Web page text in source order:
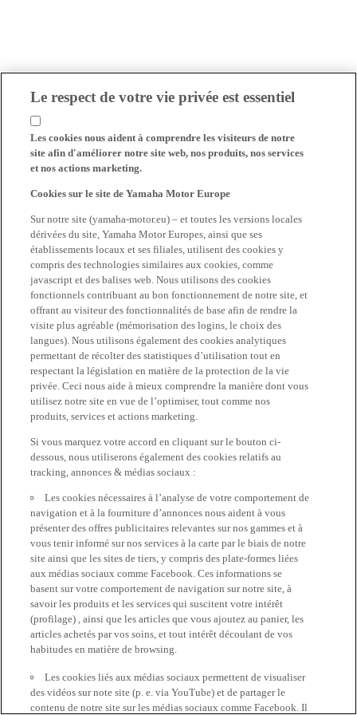
Le respect de votre vie privée est essentiel
Les cookies nous aident à comprendre les visiteurs de notre
site afin d'améliorer notre site web, nos produits, nos services
et nos actions marketing.
Cookies sur le site de Yamaha Motor Europe
Sur notre site (yamaha-motor.eu) – et toutes les versions locales
dérivées du site, Yamaha Motor Europes, ainsi que ses
établissements locaux et ses filiales, utilisent des cookies y
compris des technologies similaires aux cookies, comme
javascript et des balises web. Nous utilisons des cookies
fonctionnels contribuant au bon fonctionnement de notre site, et
offrant au visiteur des fonctionnalités de base afin de rendre la
visite plus agréable (mémorisation des logins, le choix des
langues). Nous utilisons également des cookies analytiques
permettant de récolter des statistiques d’utilisation tout en
respectant la législation en matière de la protection de la vie
privée. Ceci nous aide à mieux comprendre la manière dont vous
utilisez notre site en vue de l’optimiser, tout comme nos
produits, services et actions marketing.
Si vous marquez votre accord en cliquant sur le bouton ci-
dessous, nous utiliserons également des cookies relatifs au
tracking, annonces & médias sociaux :
Les cookies nécessaires à l’analyse de votre comportement de
navigation et à la fourniture d’annonces nous aident à vous
présenter des offres publicitaires relevantes sur nos gammes et à
vous tenir informé sur nos services à la carte par le biais de notre
site ainsi que les sites de tiers, y compris des plate-formes liées
aux médias sociaux comme Facebook. Ces informations se
basent sur votre comportement de navigation sur notre site, à
savoir les produits et les services qui suscitent votre intérêt
(profilage) , ainsi que les articles que vous ajoutez au panier, les
articles achetés par vos soins, et tout intérêt découlant de vos
habitudes en matière de browsing.
Les cookies liés aux médias sociaux permettent de visualiser
des vidéos sur note site (p. e. via YouTube) et de partager le
contenu de notre site sur les médias sociaux comme Facebook. Il